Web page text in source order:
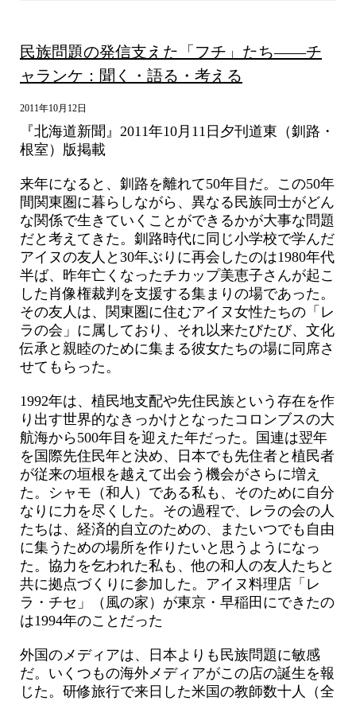
民族問題の発信支えた「フチ」たち――チ
ャランケ：聞く・語る・考える
2011年10月12日
『北海道新聞』2011年10月11日夕刊道東（釧路・
根室）版掲載
来年になると、釧路を離れて50年目だ。この50年
間関東圏に暮らしながら、異なる民族同士がどん
な関係で生きていくことができるかが大事な問題
だと考えてきた。釧路時代に同じ小学校で学んだ
アイヌの友人と30年ぶりに再会したのは1980年代
半ば、昨年亡くなったチカップ美恵子さんが起こ
した肖像権裁判を支援する集まりの場であった。
その友人は、関東圏に住むアイヌ女性たちの「レ
ラの会」に属しており、それ以来たびたび、文化
伝承と親睦のために集まる彼女たちの場に同席さ
せてもらった。
1992年は、植民地支配や先住民族という存在を作
り出す世界的なきっかけとなったコロンブスの大
航海から500年目を迎えた年だった。国連は翌年
を国際先住民年と決め、日本でも先住者と植民者
が従来の垣根を越えて出会う機会がさらに増え
た。シャモ（和人）である私も、そのために自分
なりに力を尽くした。その過程で、レラの会の人
たちは、経済的自立のための、またいつでも自由
に集うための場所を作りたいと思うようになっ
た。協力を乞われた私も、他の和人の友人たちと
共に拠点づくりに参加した。アイヌ料理店「レ
ラ・チセ」（風の家）が東京・早稲田にできたの
は1994年のことだった
外国のメディアは、日本よりも民族問題に敏感
だ。いくつもの海外メディアがこの店の誕生を報
じた。研修旅行で来日した米国の教師数十人（全